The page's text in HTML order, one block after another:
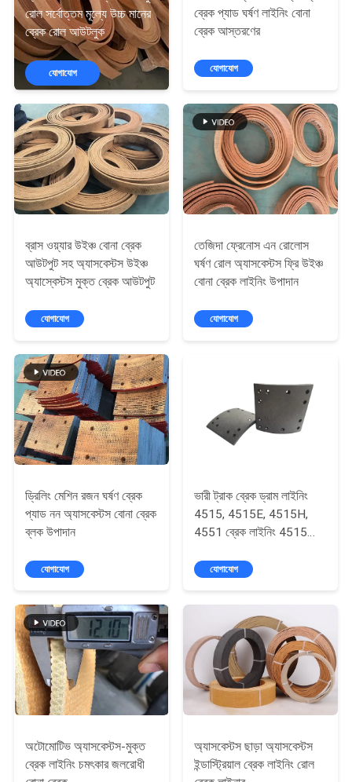
নিয়ন্ত্রণ
যোগাযোগ
করুন
উদ্ধৃতির
জন্য
আবেদন
সাইট
ম্যাপ
PRIVACY
POLICY
রোল সর্বোত্তম মূল্যে উচ্চ মানের
ব্রেক রোল আউটলুক
যোগাযোগ
ব্রেক প্যাড ঘর্ষণ লাইনিং বোনা
ব্রেক আস্তরণের
যোগাযোগ
ব্রাস ওয়্যার উইঞ্চ বোনা ব্রেক
আউটপুট সহ অ্যাসবেস্টস উইঞ্চ
অ্যাস্বেস্টস মুক্ত ব্রেক আউটপুট
যোগাযোগ
তেজিদা ফ্রেনোস এন রোলোস
ঘর্ষণ রোল অ্যাসবেস্টস ফ্রি উইঞ্চ
বোনা ব্রেক লাইনিং উপাদান
যোগাযোগ
ড্রিলিং মেশিন রজন ঘর্ষণ ব্রেক
প্যাড নন অ্যাসবেস্টস বোনা ব্রেক
ব্লক উপাদান
যোগাযোগ
ভারী ট্রাক ব্রেক ড্রাম লাইনিং
4515, 4515E, 4515H,
4551 ব্রেক লাইনিং 4515
যোগাযোগ
অটোমোটিভ অ্যাসবেস্টস-মুক্ত
ব্রেক লাইনিং চমৎকার জলরোধী
অ্যাসবেস্টস ছাড়া অ্যাসবেস্টস
ইন্ডাস্ট্রিয়াল ব্রেক লাইনিং রোল